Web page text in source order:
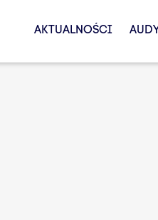
AKTUALNOŚCI